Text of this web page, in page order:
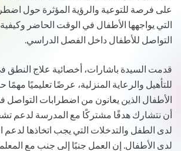
على فرصة للتوعية والرؤية المؤثرة حول
التي يواجهها الأطفال في الوقت الحاضر
التواصل للأطفال داخل الفصل الدراسي.
قدمت السيدة باشارات، أخصائية علاج النطق
للتأهيل والرعاية المنزلية، عرضًا تعليميًا
الأطفال الذين يعانون من اضطرابات التواصل
أن نتشارك هدفًا مشتركًا مع المدرسة لدعم
لدى الطفل والتدخلات التي يجب اتخاذها لدعم
لدى الأطفال. إن العمل جنبًا إلى جنب مع